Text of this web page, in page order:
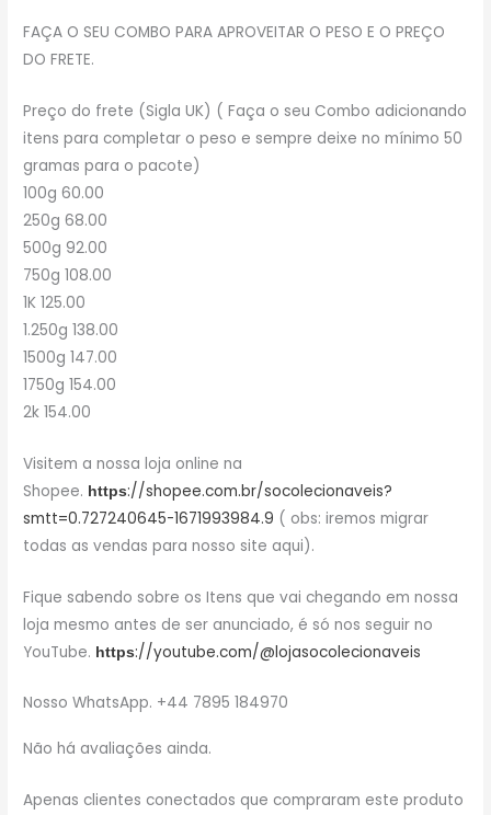
FAÇA O SEU COMBO PARA APROVEITAR O PESO E O PREÇO
DO FRETE.
Preço do frete (Sigla UK) ( Faça o seu Combo adicionando
itens para completar o peso e sempre deixe no mínimo 50
gramas para o pacote)
100g 60.00
250g 68.00
500g 92.00
750g 108.00
1K 125.00
1.250g 138.00
1500g 147.00
1750g 154.00
2k 154.00
Visitem a nossa loja online na
Shopee. https://shopee.com.br/socolecionaveis?
smtt=0.727240645-1671993984.9 ( obs: iremos migrar
todas as vendas para nosso site aqui).
Fique sabendo sobre os Itens que vai chegando em nossa
loja mesmo antes de ser anunciado, é só nos seguir no
YouTube. https://youtube.com/@lojasocolecionaveis
Nosso WhatsApp. +44 7895 184970
Não há avaliações ainda.
Apenas clientes conectados que compraram este produto